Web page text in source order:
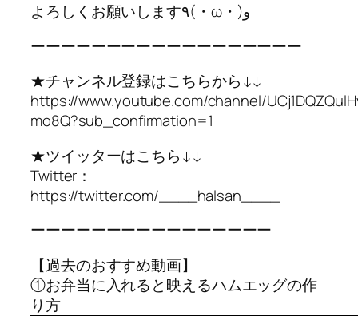
よろしくお願いします٩(・ω・)و
ーーーーーーーーーーーーーーーーーー
★チャンネル登録はこちらから↓↓
https://www.youtube.com/channel/
mo8Q?sub_confirmation=1
★ツイッターはこちら↓↓
Twitter：
https://twitter.com/____halsan____
ーーーーーーーーーーーーーーーー
【過去のおすすめ動画】
①お弁当に入れると映えるハムエッグの作
り方